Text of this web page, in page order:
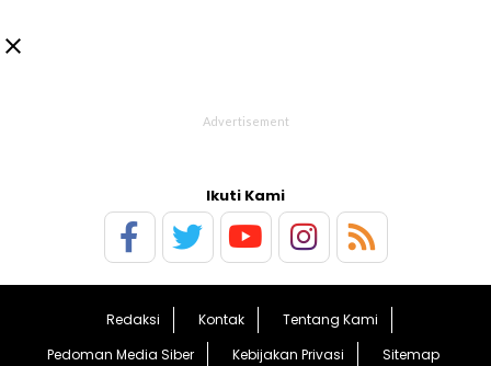

Ikuti Kami
Redaksi Kontak
Tentang Kami
Pedoman Media Siber
Kebijakan Privasi Sitemap